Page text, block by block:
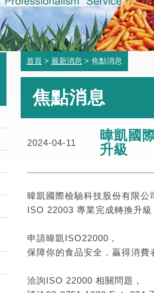
首頁 > 最新消息 > 焦點消息
焦點消息
2024-04-11
暐凱國
升級
暐凱國際檢驗科技股份有限公
ISO 22003 專業完成轉換升級
申請暐凱ISO22000，
保障你的食品安全，贏得消費
洽詢ISO 22000 相關問題，